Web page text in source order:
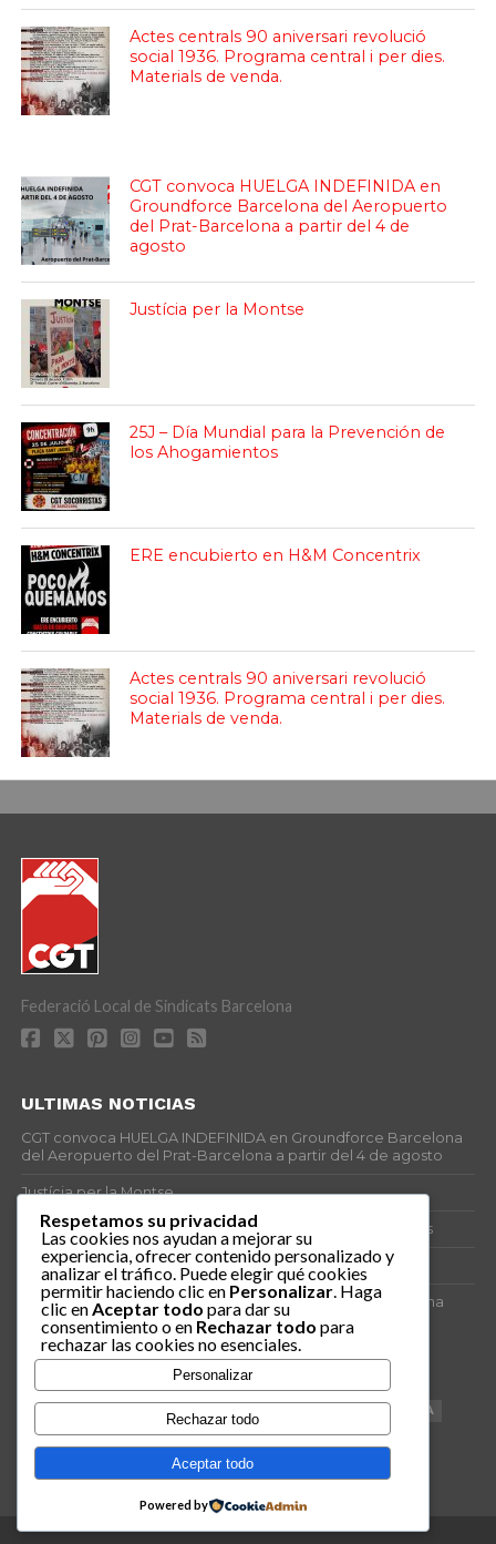
Actes centrals 90 aniversari revolució
social 1936. Programa central i per dies.
Materials de venda.
CGT convoca HUELGA INDEFINIDA en
Groundforce Barcelona del Aeropuerto
del Prat-Barcelona a partir del 4 de
agosto
Justícia per la Montse
25J – Día Mundial para la Prevención de
los Ahogamientos
ERE encubierto en H&M Concentrix
Actes centrals 90 aniversari revolució
social 1936. Programa central i per dies.
Materials de venda.
Federació Local de Sindicats Barcelona
ULTIMAS NOTICIAS
CGT convoca HUELGA INDEFINIDA en Groundforce Barcelona
del Aeropuerto del Prat-Barcelona a partir del 4 de agosto
Justícia per la Montse
25J – Día Mundial para la Prevención de los Ahogamientos
ERE encubierto en H&M Concentrix
Actes centrals 90 aniversari revolució social 1936. Programa
central i per dies. Materials de venda.
VAGA TELEMARKETING NETEJA
CONFERENCIA
DOCUMENTAL
SANITAT CATSALUT 061 ANTI-MWC
Respetamos su privacidad
Las cookies nos ayudan a mejorar su
experiencia, ofrecer contenido personalizado y
analizar el tráfico. Puede elegir qué cookies
permitir haciendo clic en Personalizar . Haga
clic en Aceptar todo para dar su
consentimiento o en Rechazar todo para
rechazar las cookies no esenciales.
Personalizar
Rechazar todo
Aceptar todo
Powered by